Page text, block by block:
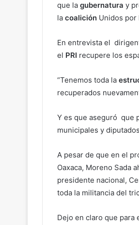
que la gubernatura y
la coalición Unidos por
En entrevista el
el PRI recupere los
“Tenemos toda la
recuperados
Y es que aseguró que
municipales y
A pesar de que en el
Oaxaca, Moreno Sada
presidente nacional,
toda la militancia del
Dejo en claro que